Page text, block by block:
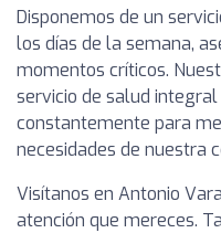
Disponemos de un
los días de la semana,
momentos críticos.
servicio de salud
constantemente para
necesidades de nuestra
Visítanos en Antonio
atención que mereces.